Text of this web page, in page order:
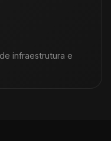
infraestrutura e